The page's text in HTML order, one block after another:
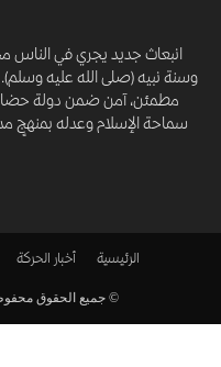
انبعاث جديد يجري في الناس
وسنة نبيه (صلى الله عليه
مطمئن، آمن ضمن دولة
سماحة الإسلام وعدله بمنهجٍ
الرئيسية أخبار الحركة
© جميع الحقوق محفوظة